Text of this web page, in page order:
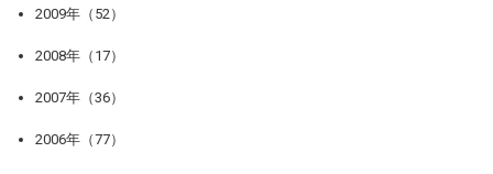
2009年（52）
2008年（17）
2007年（36）
2006年（77）